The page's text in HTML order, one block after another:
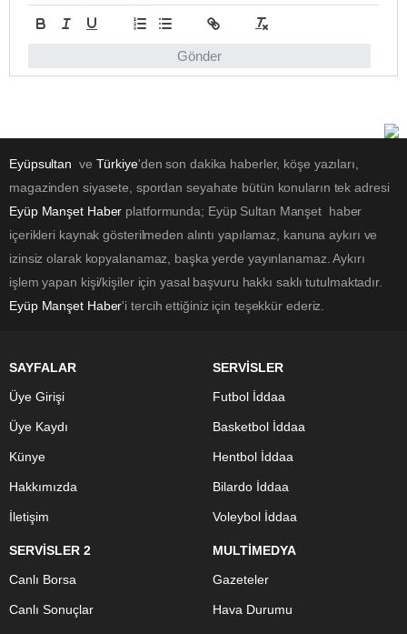
Gönder
Eyüpsultan ve Türkiye'den son dakika haberler, köşe yazıları,
magazinden siyasete, spordan seyahate bütün konuların tek adresi
Eyüp Manşet Haber platformunda; Eyüp Sultan Manşet haber
içerikleri kaynak gösterilmeden alıntı yapılamaz, kanuna aykırı ve
izinsiz olarak kopyalanamaz, başka yerde yayınlanamaz. Aykırı
işlem yapan kişi/kişiler için yasal başvuru hakkı saklı tutulmaktadır.
Eyüp Manşet Haber'i tercih ettiğiniz için teşekkür ederiz.
SAYFALAR
Üye Girişi
Üye Kaydı
Künye
Hakkımızda
İletişim
SERVİSLER
Futbol İddaa
Basketbol İddaa
Hentbol İddaa
Bilardo İddaa
Voleybol İddaa
SERVİSLER 2
Canlı Borsa
Canlı Sonuçlar
MULTİMEDYA
Gazeteler
Hava Durumu